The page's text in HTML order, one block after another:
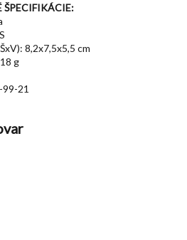
ŠPECIFIKÁCIE:
8,2x7,5x5,5 cm
g
21